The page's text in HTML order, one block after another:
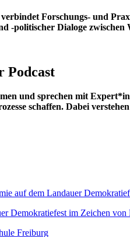
Forschungs- und
-politischer Dialoge
Podcast
und sprechen mit
schaffen. Dabei
auf dem Landauer
Demokratiefest im Zeichen